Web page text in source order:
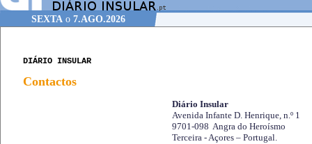
SEXTA o 7.AGO.2026
DIÁRIO INSULAR
Contactos
Diário Insular
Avenida Infante D. Henrique, n.º 1
9701-098 Angra do Heroísmo
Terceira - Açores – Portugal.